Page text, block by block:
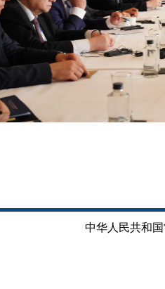
中华人民共和